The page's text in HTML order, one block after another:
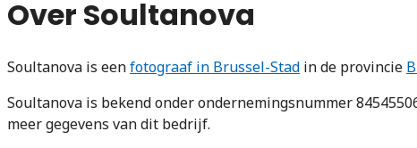
Over Soultanova
Soultanova is eenfotograaf in Brussel-Stad in de provincie
Soultanova is bekend onder ondernemingsnummer
meer gegevens van dit bedrijf.